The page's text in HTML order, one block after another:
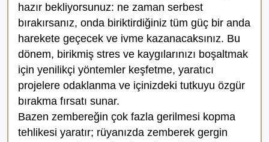
hazır bekliyorsunuz: ne zaman serbest
bırakırsanız, onda biriktirdiğiniz tüm güç bir anda
harekete geçecek ve ivme kazanacaksınız. Bu
dönem, birikmiş stres ve kaygılarınızı boşaltmak
için yenilikçi yöntemler keşfetme, yaratıcı
projelere odaklanma ve içinizdeki tutkuyu özgür
bırakma fırsatı sunar.
Bazen zembereğin çok fazla gerilmesi kopma
tehlikesi yaratır; rüyanızda zemberek gergin